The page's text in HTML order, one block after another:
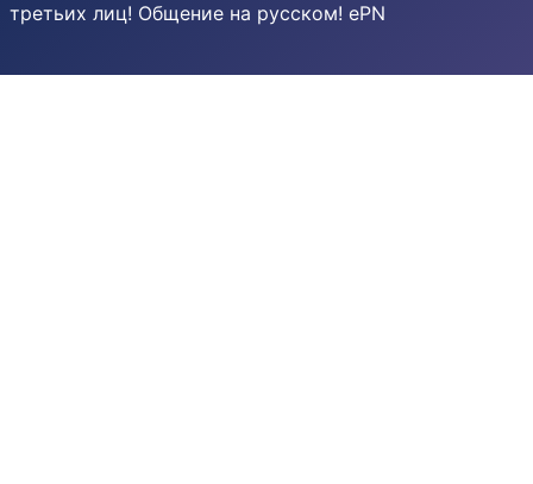
третьих лиц! Общение на русском! ePN